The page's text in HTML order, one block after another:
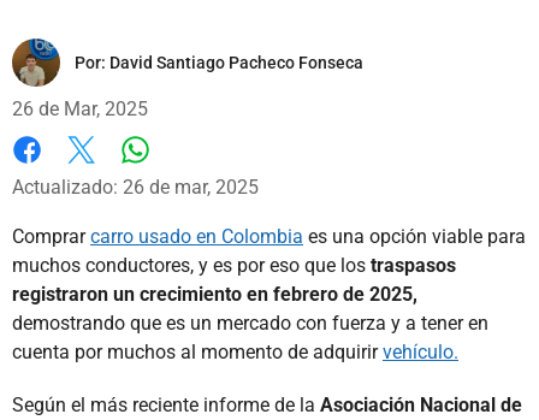
Por: David Santiago Pacheco Fonseca
26 de Mar, 2025
Facebook
X
Actualizado: 26 de mar, 2025
Comprarcarro usado en Colombia es una opción viable para
muchos conductores, y es por eso que los traspasos
registraron un crecimiento en febrero de 2025,
demostrando que es un mercado con fuerza y a tener en
cuenta por muchos al momento de adquirirvehículo.
Según el más reciente informe de la Asociación Nacional de